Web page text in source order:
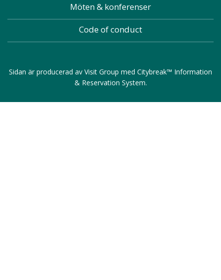
Möten & konferenser
Code of conduct
Sidan är producerad av Visit Group med Citybreak™ Information
& Reservation System.